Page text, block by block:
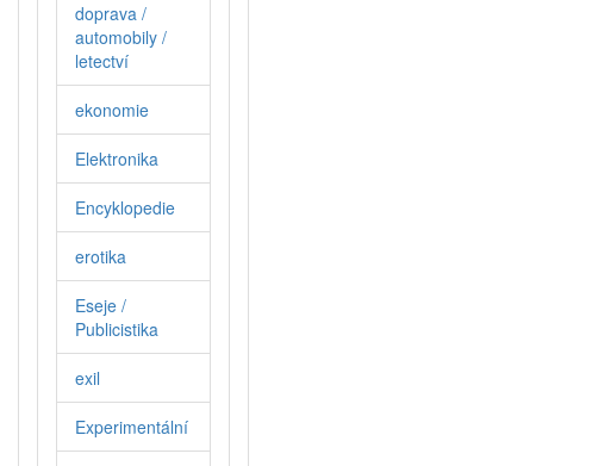
doprava /
automobily /
letectví
ekonomie
Elektronika
Encyklopedie
erotika
Eseje /
Publicistika
exil
Experimentální